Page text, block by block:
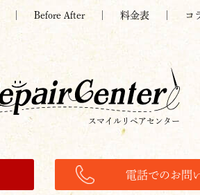
Before After 料金表 コ
スマイルリペアセンター
電話でのお問